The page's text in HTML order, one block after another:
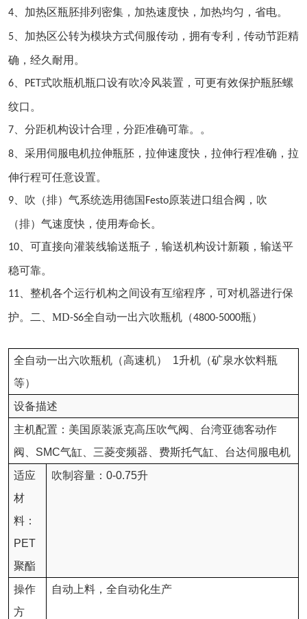
4 、加热区瓶胚排列密集，加热速度快，加热均匀，省电。
5 、加热区公转为模块方式伺服传动，拥有专利，传动节距精
确，经久耐用。
6 PET 式吹瓶机瓶口设有吹冷风装置，可更有效保护瓶胚螺
纹口。
7 、分距机构设计合理，分距准确可靠。。
8 、采用伺服电机拉伸瓶胚，拉伸速度快，拉伸行程准确，拉
伸行程可任意设置。
9 、吹（排）气系统选用德国 Festo原装进口组合阀，吹
（排）气速度快，使用寿命长。
10 、可直接向灌装线输送瓶子，输送机构设计新颖，输送平
稳可靠。
11 、整机各个运行机构之间设有互缩程序，可对机器进行保
护。 二、 MD-S6全自动一出六吹瓶机（4800-5000瓶）
全自动一出六吹瓶机（高速机） 1升机（矿泉水饮料瓶
等）
设备描述
主机配置：美国原装派克高压吹气阀、台湾亚德客动作
阀、 SMC气缸、三菱变频器、费斯托气缸、台达伺服电机
适应
材
料：
PET
聚酯
吹制容量： 0-0.75升
操作
方
自动上料，全自动化生产